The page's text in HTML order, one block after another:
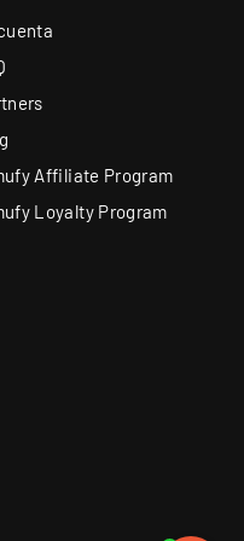
marcas
Fanatec fuera
— uno de los cuatro de
y garantía oficial en
Affiliate Program
Loyalty Program